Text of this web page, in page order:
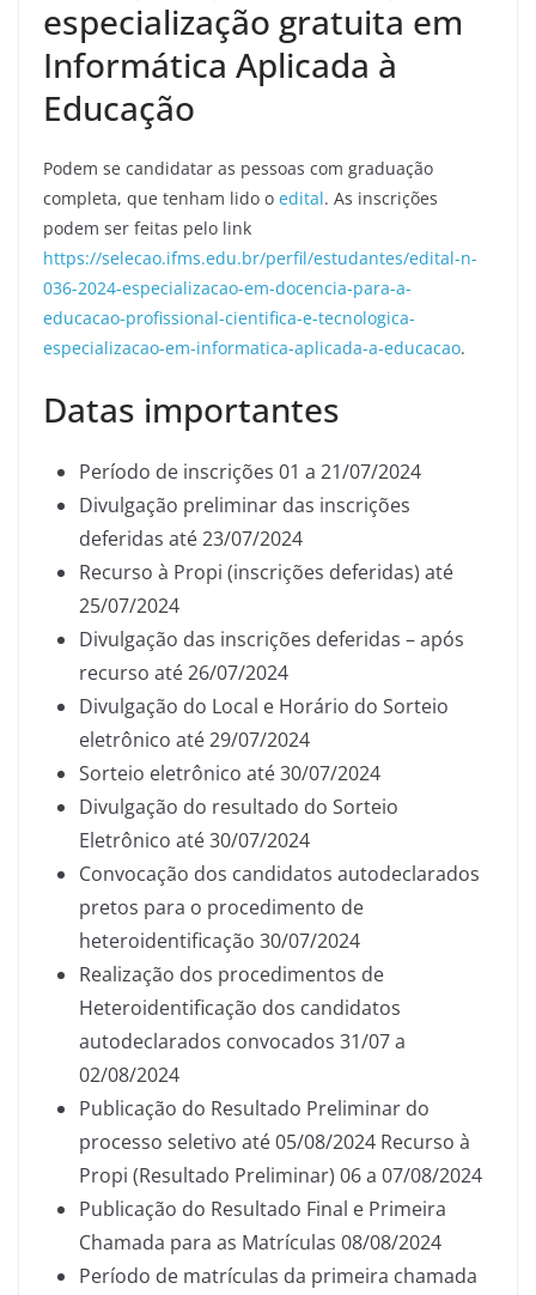
especialização gratuita em
Informática Aplicada à
Educação
Podem se candidatar as pessoas com graduação
completa, que tenham lido o edital. As inscrições
podem ser feitas pelo link
https://selecao.ifms.edu.br/perfil/estudantes/edital-n-
036-2024-especializacao-em-docencia-para-a-
educacao-profissional-cientifica-e-tecnologica-
especializacao-em-informatica-aplicada-a-educacao.
Datas importantes
Período de inscrições 01 a 21/07/2024
Divulgação preliminar das inscrições
deferidas até 23/07/2024
Recurso à Propi (inscrições deferidas) até
25/07/2024
Divulgação das inscrições deferidas – após
recurso até 26/07/2024
Divulgação do Local e Horário do Sorteio
eletrônico até 29/07/2024
Sorteio eletrônico até 30/07/2024
Divulgação do resultado do Sorteio
Eletrônico até 30/07/2024
Convocação dos candidatos autodeclarados
pretos para o procedimento de
heteroidentificação 30/07/2024
Realização dos procedimentos de
Heteroidentificação dos candidatos
autodeclarados convocados 31/07 a
02/08/2024
Publicação do Resultado Preliminar do
processo seletivo até 05/08/2024 Recurso à
Propi (Resultado Preliminar) 06 a 07/08/2024
Publicação do Resultado Final e Primeira
Chamada para as Matrículas 08/08/2024
Período de matrículas da primeira chamada